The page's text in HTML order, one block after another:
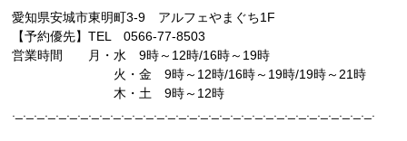
愛知県安城市東明町3-9 アルフェやまぐち1F
【予約優先】TEL 0566-77-8503
営業時間 月・水 9時～12時/16時～19時
火・金 9時～12時/16時～19時/19時～21時
木・土 9時～12時